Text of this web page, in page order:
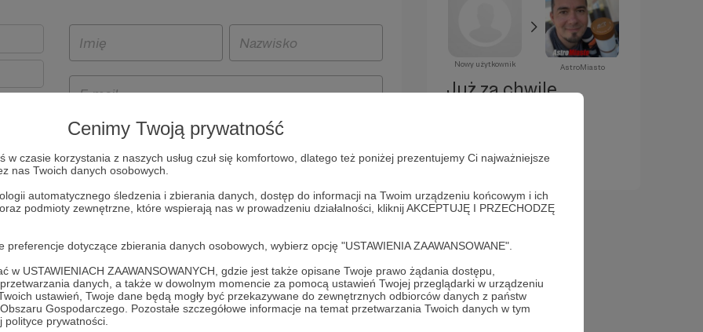
Cenimy Twoją prywatność
w czasie korzystania z naszych usług czuł się komfortowo, dlatego też poniżej prezentujemy Ci najważniejsze
nas Twoich danych osobowych.
automatycznego śledzenia i zbierania danych, dostęp do informacji na Twoim urządzeniu końcowym i ich
podmioty zewnętrzne, które wspierają nas w prowadzeniu działalności, kliknij AKCEPTUJĘ I PRZECHODZĘ
dotyczące zbierania danych osobowych, wybierz opcję "USTAWIENIA ZAAWANSOWANE".
w USTAWIENIACH ZAAWANSOWANYCH, gdzie jest także opisane Twoje prawo żądania dostępu,
danych, a także w dowolnym momencie za pomocą ustawień Twojej przeglądarki w urządzeniu
ustawień, Twoje dane będą mogły być przekazywane do zewnętrznych odbiorców danych z państw
Gospodarczego. Pozostałe szczegółowe informacje na temat przetwarzania Twoich danych w tym
prywatności.
i
będą
z
prawo
Politykę Prywatności
* Wyrażam zgodę na przetwarzanie moich danych
osobowych podanych w formularzu rejestracyjnym w celu
prawidłowego świadczenia usług serwisu Patronite.
Nowy użytkownik AstroMiasto
Już za chwilę